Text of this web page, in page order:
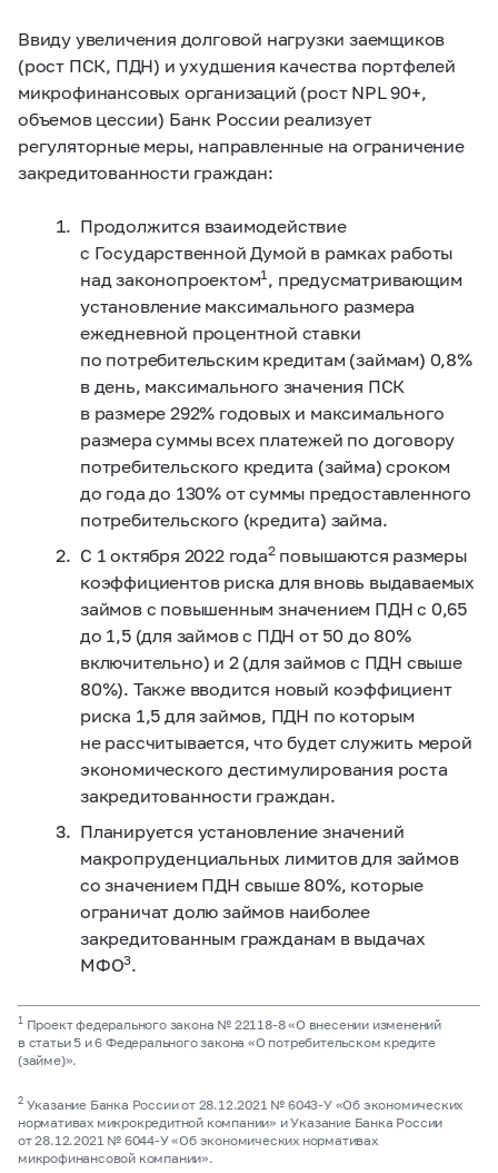
Ввиду увеличения долговой нагрузки заемщиков
(рост ПСК, ПДН) и ухудшения качества портфелей
микрофинансовых организаций (рост NPL 90+,
объемов цессии) Банк России реализует
регуляторные меры, направленные на ограничение
закредитованности граждан:
Продолжится взаимодействие
с Государственной Думой в рамках работы
над законопроектом1 , предусматривающим
установление максимального размера
ежедневной процентной ставки
по потребительским кредитам (займам) 0,8%
в день, максимального значения ПСК
в размере 292% годовых и максимального
размера суммы всех платежей по договору
потребительского кредита (займа) сроком
до года до 130% от суммы предоставленного
потребительского (кредита) займа.
С 1 октября 2022 года2повышаются размеры
коэффициентов риска для вновь выдаваемых
займов с повышенным значением ПДН с 0,65
до 1,5 (для займов с ПДН от 50 до 80%
включительно) и 2 (для займов с ПДН свыше
80%). Также вводится новый коэффициент
риска 1,5 для займов, ПДН по которым
не рассчитывается, что будет служить мерой
экономического дестимулирования роста
закредитованности граждан.
Планируется установление значений
макропруденциальных лимитов для займов
со значением ПДН свыше 80%, которые
ограничат долю займов наиболее
закредитованным гражданам в выдачах
МФО3.
1Проект федерального закона № 22118-8«О внесении изменений
в статьи 5 и 6 Федерального закона «О потребительском кредите
(займе)».
2Указание Банка России от 28.12.2021 №6043-У«Об экономических
нормативах микрокредитной компании» и Указание Банка России
от 28.12.2021 № 6044-У«Об экономических нормативах
микрофинансовой компании».